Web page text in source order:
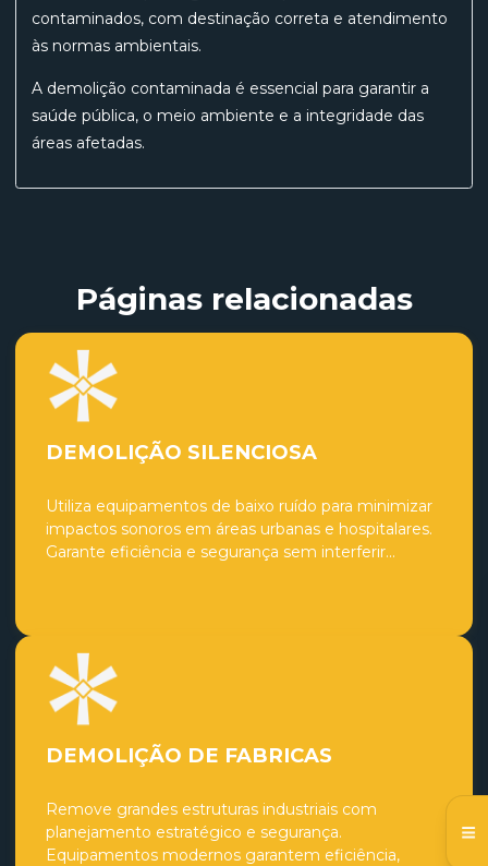
contaminados, com destinação correta e atendimento
às normas ambientais.
A demolição contaminada é essencial para garantir a
saúde pública, o meio ambiente e a integridade das
áreas afetadas.
Páginas relacionadas
DEMOLIÇÃO SILENCIOSA
Utiliza equipamentos de baixo ruído para minimizar
impactos sonoros em áreas urbanas e hospitalares.
Garante eficiência e segurança sem interferir...
DEMOLIÇÃO DE FABRICAS
Remove grandes estruturas industriais com
planejamento estratégico e segurança.
Equipamentos modernos garantem eficiência,